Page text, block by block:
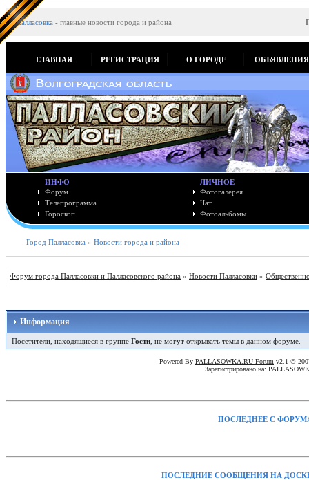
Палласовка - главные новости города и района
ГЛАВНАЯ РЕГИСТРАЦИЯ О ГОРОДЕ ОБЪЯВЛЕНИЯ
ИНФО
Форум
Телепрограмма
Гороскоп
ЛИЧНОЕ
Фотогалерея
Чат
Фотоальбомы
Город Палласовка » Новости города и района
Форум города Палласовки и Палласовского района » Новости Палласовки »
Информация
Посетители, находящиеся в группе Гости , не могут открывать темы в данном форуме.
Powered By PALLASOWKA.RU-Forum v2.1 ©
Зарегистрировано на:
ПОСЛЕДНЕЕ С
ПОСЛЕДНИЕ СООБЩЕНИЯ НА